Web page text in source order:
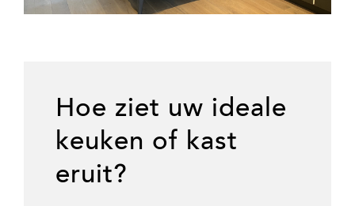
Hoe ziet uw ideale
keuken of kast
eruit?